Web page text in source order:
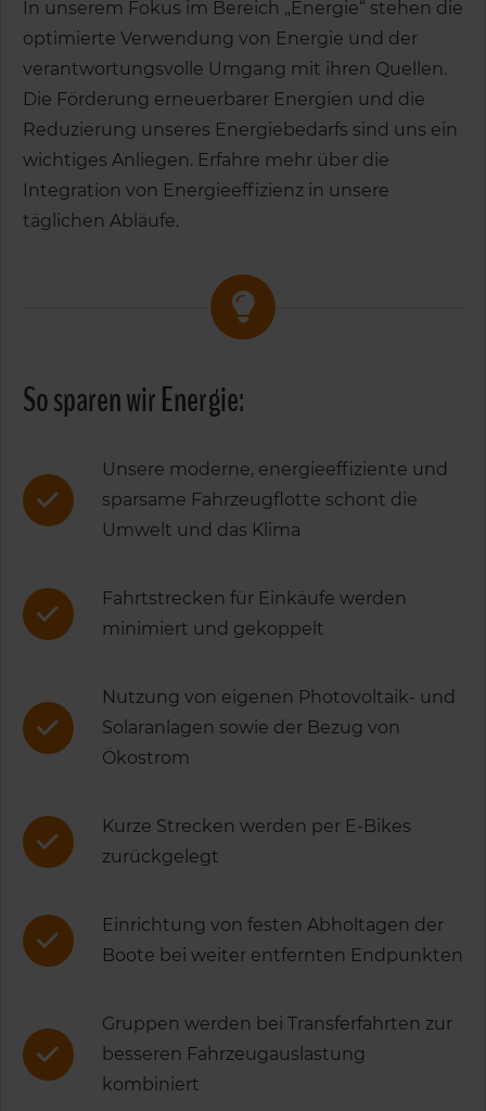
In unserem Fokus im Bereich „Energie“ stehen die
optimierte Verwendung von Energie und der
verantwortungsvolle Umgang mit ihren Quellen.
Die Förderung erneuerbarer Energien und die
Reduzierung unseres Energiebedarfs sind uns ein
wichtiges Anliegen. Erfahre mehr über die
Integration von Energieeffizienz in unsere
täglichen Abläufe.
So sparen wir Energie:
Unsere moderne, energieeffiziente und
sparsame Fahrzeugflotte schont die
Umwelt und das Klima
Fahrtstrecken für Einkäufe werden
minimiert und gekoppelt
Nutzung von eigenen Photovoltaik- und
Solaranlagen sowie der Bezug von
Ökostrom
Kurze Strecken werden per E-Bikes
zurückgelegt
Einrichtung von festen Abholtagen der
Boote bei weiter entfernten Endpunkten
Gruppen werden bei Transferfahrten zur
besseren Fahrzeugauslastung
kombiniert